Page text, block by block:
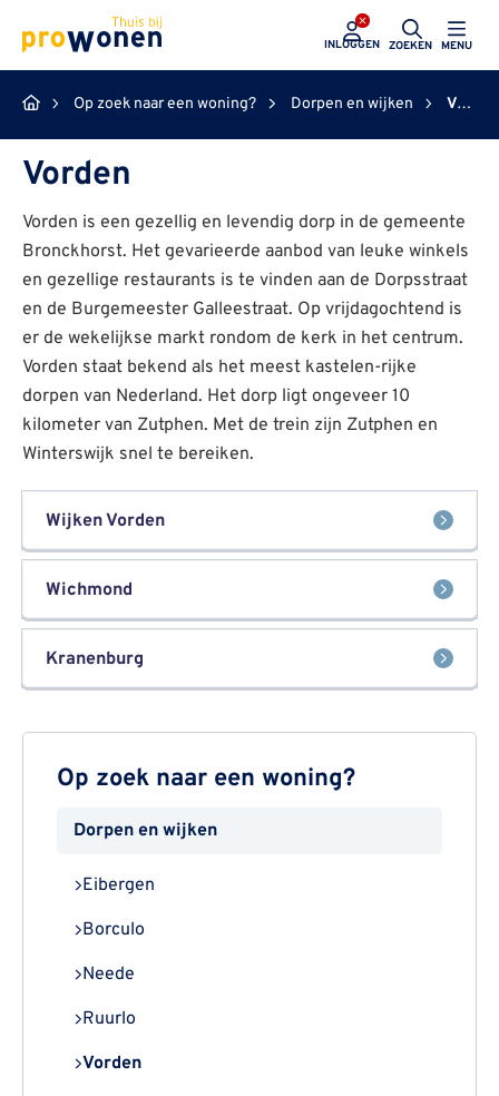
ProWonen
INLOGGEN ZOEKEN MENU
Op zoek naar een woning? Dorpen en wijken Vorden
Op zoek naar een woning?
Dorpen en wijken
Eibergen
Borculo
Neede
Ruurlo
Vorden
Vorden
Vorden is een gezellig en levendig dorp in de gemeente
Bronckhorst. Het gevarieerde aanbod van leuke winkels
en gezellige restaurants is te vinden aan de Dorpsstraat
en de Burgemeester Galleestraat. Op vrijdagochtend is
er de wekelijkse markt rondom de kerk in het centrum.
Vorden staat bekend als het meest kastelen-rijke
dorpen van Nederland. Het dorp ligt ongeveer 10
kilometer van Zutphen. Met de trein zijn Zutphen en
Winterswijk snel te bereiken.
Wijken Vorden
Wichmond
Kranenburg